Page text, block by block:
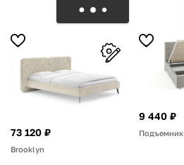
73 120 ₽
Brooklyn
9 440 ₽
Подъемник